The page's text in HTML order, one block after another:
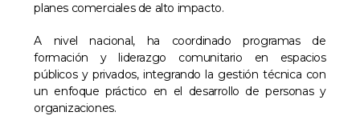
planes comerciales de alto impacto.
A nivel nacional, ha coordinado programas de
formación y liderazgo comunitario en espacios
públicos y privados, integrando la gestión técnica con
un enfoque práctico en el desarrollo de personas y
organizaciones.